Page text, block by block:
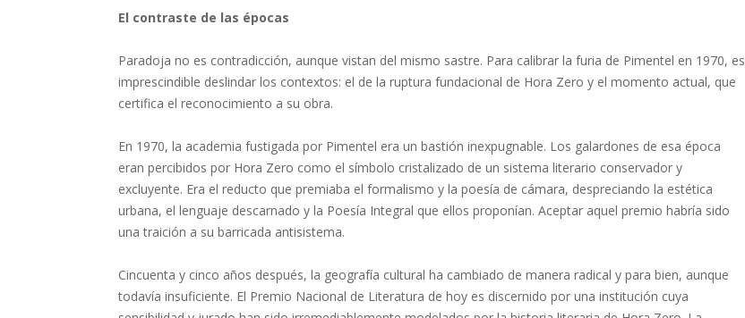
El contraste de las épocas
Paradoja no es contradicción, aunque vistan del mismo sastre. Para calibrar la furia de Pimentel en 1970, es
imprescindible deslindar los contextos: el de la ruptura fundacional de Hora Zero y el momento actual, que
certifica el reconocimiento a su obra.
En 1970, la academia fustigada por Pimentel era un bastión inexpugnable. Los galardones de esa época
eran percibidos por Hora Zero como el símbolo cristalizado de un sistema literario conservador y
excluyente. Era el reducto que premiaba el formalismo y la poesía de cámara, despreciando la estética
urbana, el lenguaje descarnado y la Poesía Integral que ellos proponían. Aceptar aquel premio habría sido
una traición a su barricada antisistema.
Cincuenta y cinco años después, la geografía cultural ha cambiado de manera radical y para bien, aunque
todavía insuficiente. El Premio Nacional de Literatura de hoy es discernido por una institución cuya